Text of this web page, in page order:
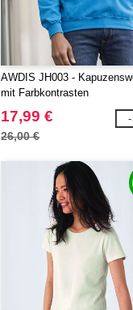
AWDIS JH003 -
mit Farbkontrasten
17,99 €
26,00 €